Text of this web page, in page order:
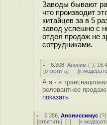
Заводы бывают
что производит
китайцев за в 5
завод успешно с
отдел продаж не
сотрудниками.
6.308 ,Аноним (-),
[ответить] [к
А я - в
релевантнее
показать
5.356 ,Анониссимус (?
[ответить] [↑] [к